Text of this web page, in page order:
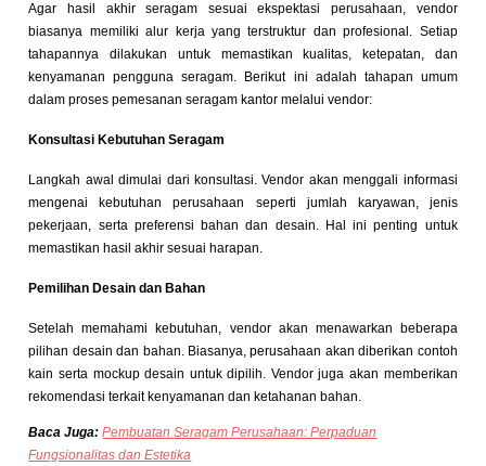
Agar hasil akhir seragam sesuai ekspektasi perusahaan, vendor
biasanya memiliki alur kerja yang terstruktur dan profesional. Setiap
tahapannya dilakukan untuk memastikan kualitas, ketepatan, dan
kenyamanan pengguna seragam. Berikut ini adalah tahapan umum
dalam proses pemesanan seragam kantor melalui vendor:
Konsultasi Kebutuhan Seragam
Langkah awal dimulai dari konsultasi. Vendor akan menggali informasi
mengenai kebutuhan perusahaan seperti jumlah karyawan, jenis
pekerjaan, serta preferensi bahan dan desain. Hal ini penting untuk
memastikan hasil akhir sesuai harapan.
Pemilihan Desain dan Bahan
Setelah memahami kebutuhan, vendor akan menawarkan beberapa
pilihan desain dan bahan. Biasanya, perusahaan akan diberikan contoh
kain serta mockup desain untuk dipilih. Vendor juga akan memberikan
rekomendasi terkait kenyamanan dan ketahanan bahan.
Baca Juga: Pembuatan Seragam Perusahaan: Perpaduan
Fungsionalitas dan Estetika